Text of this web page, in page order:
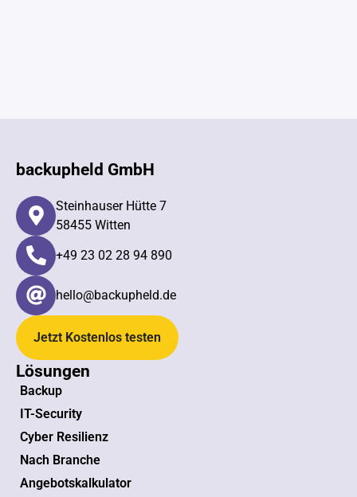
backupheld GmbH
Steinhauser Hütte 7
58455 Witten
+49 23 02 28 94 890​
hello@backupheld.de
Jetzt Kostenlos testen
Lösungen
Backup
IT-Security
Cyber Resilienz
Nach Branche
Angebotskalkulator